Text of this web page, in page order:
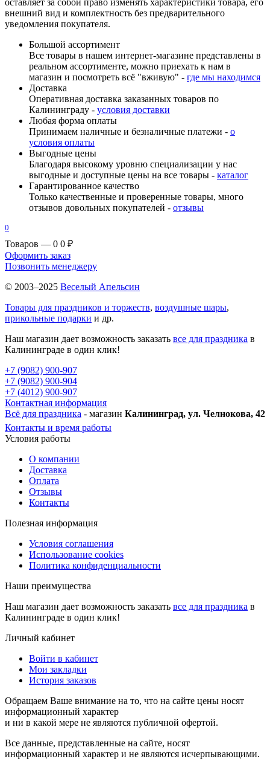
оставляет за собой право изменять характеристики товара, его
внешний вид и комплектность без предварительного
уведомления покупателя.
Большой ассортимент
Все товары в нашем интернет-магазине представлены в
реальном ассортименте, можно приехать к нам в
магазин и посмотреть всё "вживую" - где мы находимся
Доставка
Оперативная доставка заказанных товаров по
Калининграду - условия доставки
Любая форма оплаты
Принимаем наличные и безналичные платежи - о
условия оплаты
Выгодные цены
Благодаря высокому уровню специализации у нас
выгодные и доступные цены на все товары - каталог
Гарантированное качество
Только качественные и проверенные товары, много
отзывов довольных покупателей - отзывы
0
Товаров — 0 0 ₽
Оформить заказ
Позвонить менеджеру
© 2003–2025 Веселый Апельсин
Товары для праздников и торжеств, воздушные шары,
прикольные подарки и др.
Наш магазин дает возможность заказать все для праздника в
Калининграде в один клик!
+7 (9082) 900-907
+7 (9082) 900-904
+7 (4012) 900-907
Контактная информация
Всё для праздника - магазин Калининград, ул. Челнокова, 42
Контакты и время работы
Условия работы
О компании
Доставка
Оплата
Отзывы
Контакты
Полезная информация
Условия соглашения
Использование cookies
Политика конфиденциальности
Наши преимущества
Наш магазин дает возможность заказать все для праздника в
Калининграде в один клик!
Личный кабинет
Войти в кабинет
Мои закладки
История заказов
Обращаем Ваше внимание на то, что на сайте цены носят
информационный характер
и ни в какой мере не являются публичной офертой.
Все данные, представленные на сайте, носят
информационный характер и не являются исчерпывающими.